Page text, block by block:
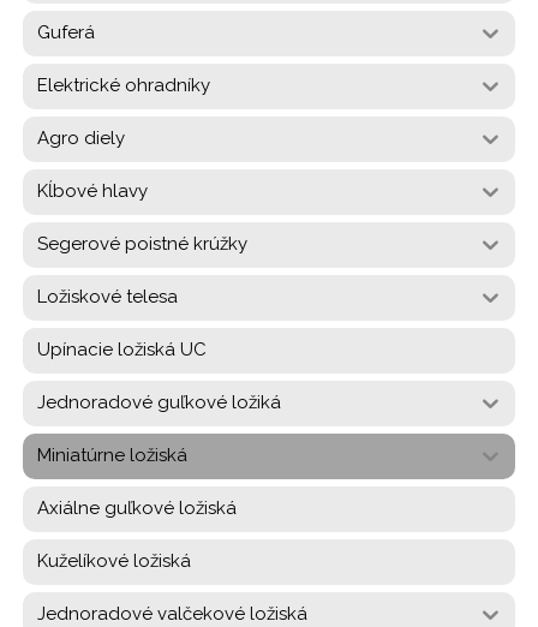
Guferá
Elektrické ohradníky
Agro diely
Kĺbové hlavy
Segerové poistné krúžky
Ložiskové telesa
Upínacie ložiská UC
Jednoradové guľkové ložiká
Miniatúrne ložiská
Axiálne guľkové ložiská
Kuželíkové ložiská
Jednoradové valčekové ložiská